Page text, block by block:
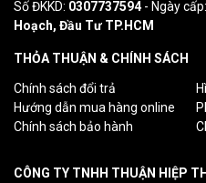
Số ĐKKD: 0307737594- Ngày cấp:
Hoạch, Đầu Tư TP.HCM
THỎA THUẬN & CHÍNH SÁCH
Chính sách đổi trả
Hướng dẫn mua hàng online
Chính sách bảo hành
CÔNG TY TNHH THUẬN HIỆP